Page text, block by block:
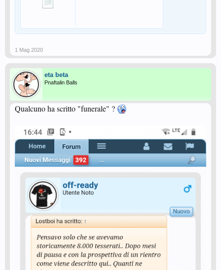
1 Mag 2020
eta beta
Pnaftalin Balls
Qualcuno ha scritto "funerale" ?